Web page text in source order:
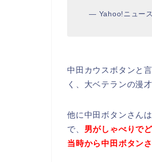
— Yahoo!ニュー
中田カウスボタンと
く、大ベテランの漫
他に中田ボタンさん
で、 男がしゃべりで
当時から中田ボタン